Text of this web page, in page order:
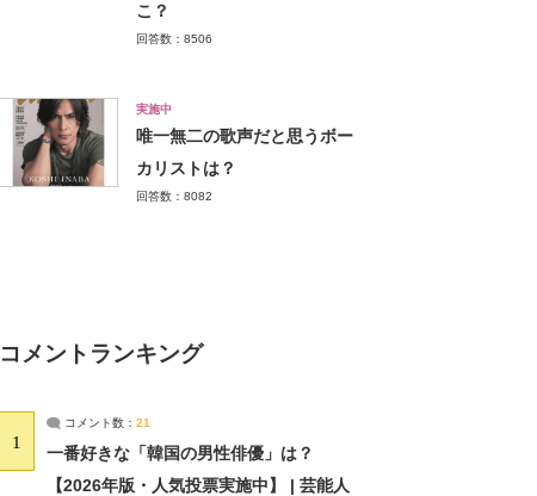
こ？
回答数：8506
実施中
唯一無二の歌声だと思うボー
カリストは？
回答数：8082
コメントランキング
1
コメント数： 21
一番好きな「韓国の男性俳優」は？
【2026年版・人気投票実施中】 | 芸能人